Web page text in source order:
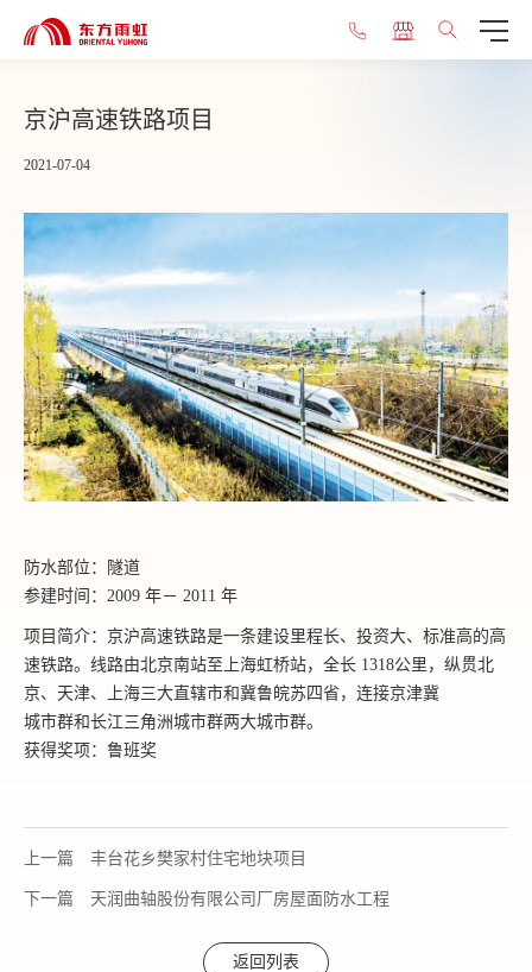
京沪高速铁路项目
2021-07-04
防水部位：隧道
参建时间：2009 年－ 2011 年
项目简介：京沪高速铁路是一条建设里程长、投资大、标准高的高
速铁路。线路由北京南站至上海虹桥站，全长 1318公里，纵贯北
京、天津、上海三大直辖市和冀鲁皖苏四省，连接京津冀
城市群和长江三角洲城市群两大城市群。
获得奖项：鲁班奖
上一篇 丰台花乡樊家村住宅地块项目
下一篇 天润曲轴股份有限公司厂房屋面防水工程
返回列表